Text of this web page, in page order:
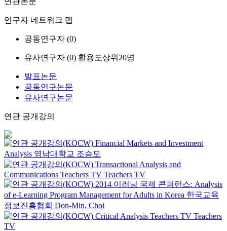
연구자 네트워크 맵
공동연구자 (0)
유사연구자 (0) 활용도상위20명
발표논문
공동연구논문
유사연구논문
연관 공개강의
Financial Markets and Investment
Analysis 영남대학교 조승모
Transactional Analysis and
Communications Teachers TV Teachers TV
2014 이러닝 국제 콘퍼런스: Analysis
of e-Learning Program Management for Adults in Korea 한국교육
정보진흥협회 Don-Min, Choi
Critical Analysis Teachers TV Teachers
TV